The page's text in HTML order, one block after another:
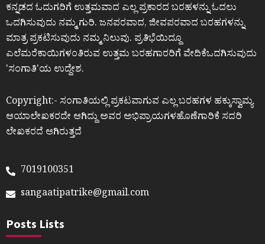
ಕನ್ನಡದ ಓದುಗರಿಗೆ ಉತ್ತಮವಾದ ಎಲ್ಲ ಪ್ರಕಾರದ ಬರಹಳನ್ನು ಓದಲು
ಒದಗಿಸುವುದು ನಮ್ಮ ಗುರಿ. ಜನಪರವಾದ, ಜೀವಪರವಾದ ಬರಹಗಳನ್ನು
ಮಾತ್ರ ಪ್ರಕಟಿಸುವುದು ನಮ್ಮ ನಿಲುವು. ಪ್ರತಿಭೆಯಿದ್ದೂ
ಎಲೆಮರೆಕಾಯಿಗಳಂತಿರುವ ಉತ್ತಮ ಬರಹಗಾರರಿಗೆ ವೇದಿಕೆಒದಗಿಸುವುದು
ʼಸಂಗಾತಿʼಯ ಉದ್ದೇಶ.
Copyright:- ಸಂಗಾತಿಯಲ್ಲಿ ಪ್ರಕಟವಾಗುವ ಎಲ್ಲ ಬರಹಗಳ ಹಕ್ಕುಸ್ವಾಮ್ಯ
ಆಯಾಲೇಖಕರದೇ ಆಗಿದ್ದು ಅವರ ಅಭಿಪ್ರಾಯಗಳಹೊಣೆಗಾರಿಕೆ ಸದರಿ
ಲೇಖಕರದೆ ಆಗಿರುತ್ತದೆ
7019100351
sangaatipatrike@gmail.com
Posts Lists